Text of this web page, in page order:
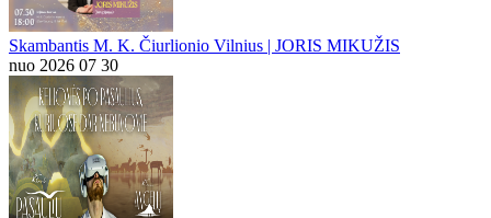
Skambantis M. K. Čiurlionio Vilnius | JORIS MIKUŽIS
nuo 2026 07 30